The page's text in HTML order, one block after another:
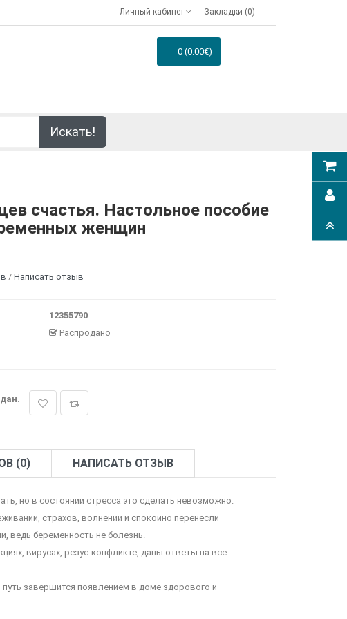
Личный кабинет Закладки (0)
0 (0.00€)
Искать!
счастья. Настольное пособие
женщин
/Написать отзыв
12355790
Распродано
(0) НАПИСАТЬ ОТЗЫВ
но в состоянии стресса это сделать невозможно.
страхов, волнений и спокойно перенесли
ведь беременность не болезнь.
вирусах, резус-конфликте, даны ответы на все
завершится появлением в доме здорового и